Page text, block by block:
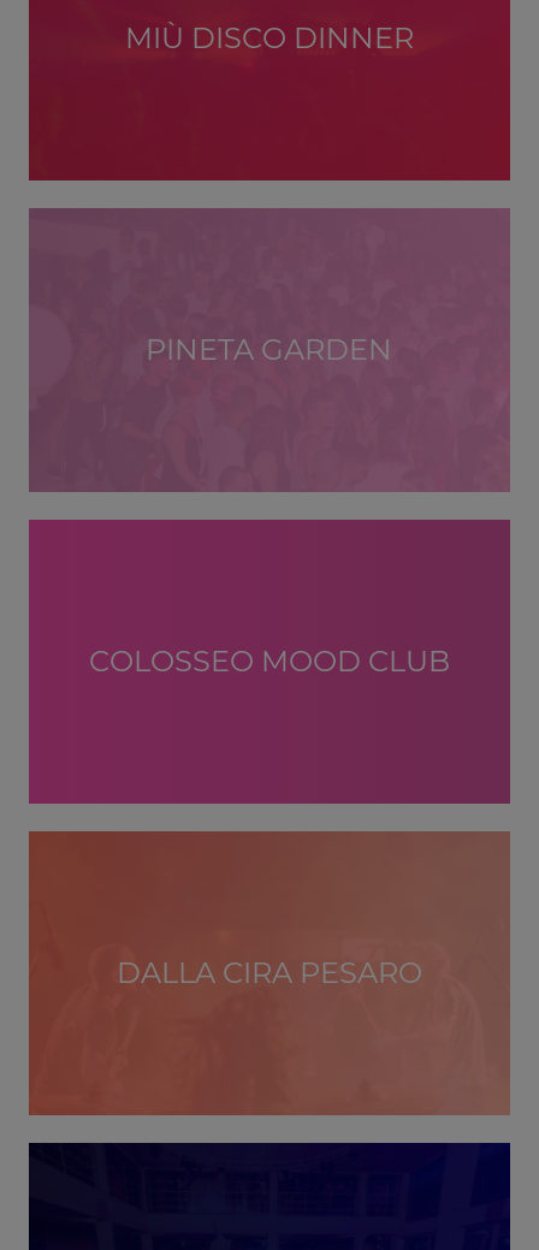
MIÙ DISCO DINNER
PINETA GARDEN
COLOSSEO MOOD CLUB
DALLA CIRA PESARO